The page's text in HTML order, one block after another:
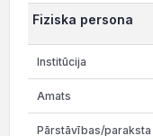
Fiziska persona